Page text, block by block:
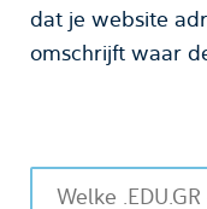
dat je website
omschrijft waar